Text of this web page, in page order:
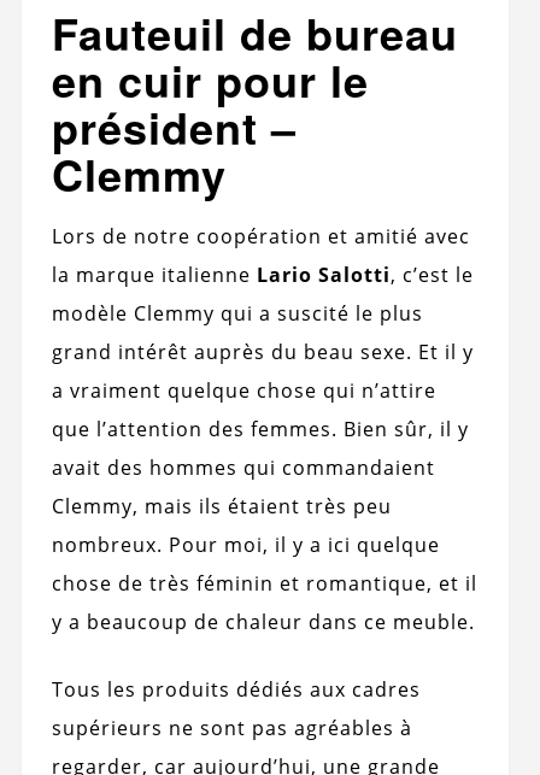
Fauteuil de bureau
en cuir pour le
président – ​​
Clemmy
Lors de notre coopération et amitié avec
la marque italienne Lario Salotti, c’est le
modèle Clemmy qui a suscité le plus
grand intérêt auprès du beau sexe. Et il y
a vraiment quelque chose qui n’attire
que l’attention des femmes. Bien sûr, il y
avait des hommes qui commandaient
Clemmy, mais ils étaient très peu
nombreux. Pour moi, il y a ici quelque
chose de très féminin et romantique, et il
y a beaucoup de chaleur dans ce meuble.
Tous les produits dédiés aux cadres
supérieurs ne sont pas agréables à
regarder, car aujourd’hui, une grande